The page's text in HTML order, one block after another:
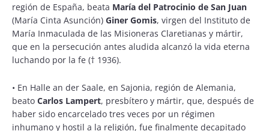
región de España, beata María del Patrocinio de San Juan
(María Cinta Asunción) Giner Gomis, virgen del Instituto de
María Inmaculada de las Misioneras Claretianas y mártir,
que en la persecución antes aludida alcanzó la vida eterna
luchando por la fe († 1936).
• En Halle an der Saale, en Sajonia, región de Alemania,
beato Carlos Lampert, presbítero y mártir, que, después de
haber sido encarcelado tres veces por un régimen
inhumano y hostil a la religión, fue finalmente decapitado